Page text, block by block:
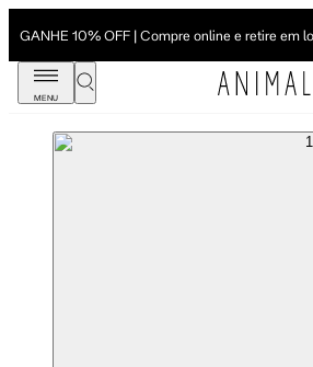
GANHE 10% OFF | Compre online e retire em
MENU